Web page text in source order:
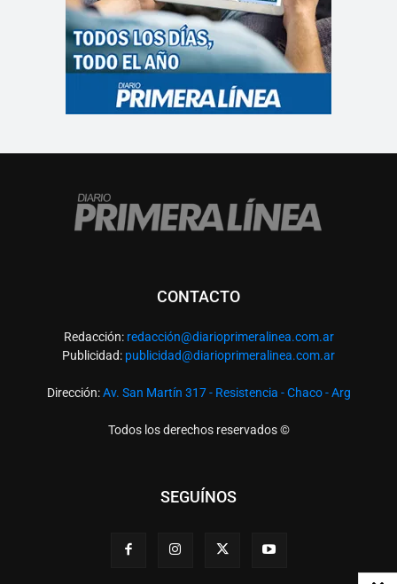
CONTACTO
Redacción: redacción@diarioprimeralinea.com.ar
Publicidad: publicidad@diarioprimeralinea.com.ar
Dirección:Av. San Martín 317 - Resistencia - Chaco - Arg
Todos los derechos reservados ©
SEGUÍNOS